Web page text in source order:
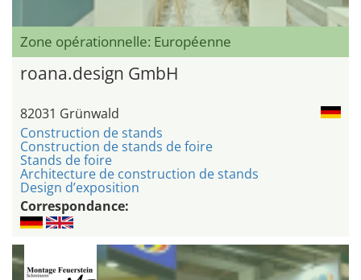
Zone opérationnelle: Européenne
roana.design GmbH
82031 Grünwald
Construction de stands
Construction de stands de foire
Stands de foire
Architecture de construction de stands
Design d’exposition
Correspondance: